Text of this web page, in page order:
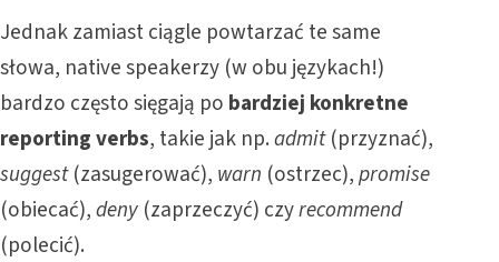
Jednak zamiast ciągle powtarzać te same
słowa, native speakerzy (w obu językach!)
bardzo często sięgają po bardziej konkretne
reporting verbs, takie jak np.admit(przyznać),
suggest(zasugerować), warn (ostrzec),promise
(obiecać),deny (zaprzeczyć) czyrecommend
(polecić).